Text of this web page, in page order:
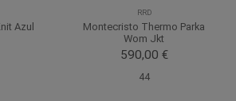
Azul
RRD
Montecristo Thermo Parka
Wom Jkt
590,00 €
44